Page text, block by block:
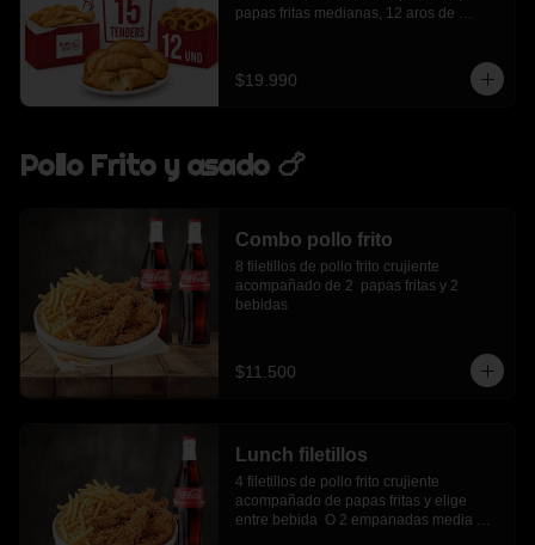
papas fritas medianas, 12 aros de
$19.990
Pollo Frito y asado 🍗
Combo pollo frito
8 filetillos de pollo frito crujiente
acompañado de 2  papas fritas y 2
bebidas
$11.500
Lunch filetillos
4 filetillos de pollo frito crujiente
acompañado de papas fritas y elige
entre bebida  O 2 empanadas media